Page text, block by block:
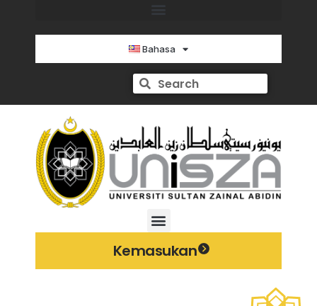
Bahasa
Kemasukan